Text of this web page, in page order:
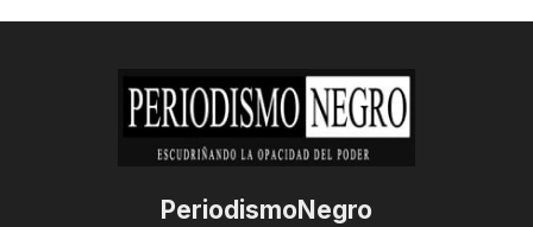
PeriodismoNegro